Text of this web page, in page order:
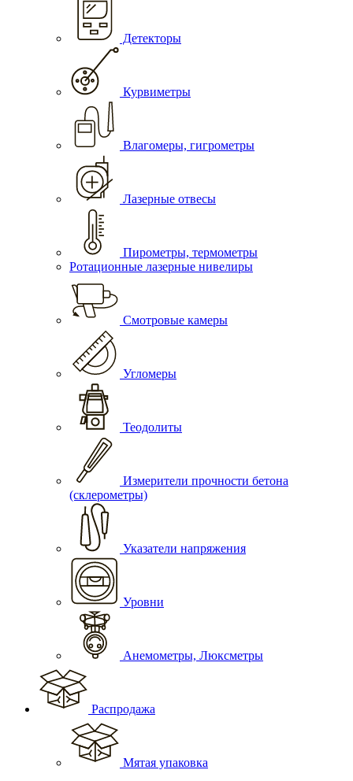
Детекторы
Курвиметры
Влагомеры, гигрометры
Лазерные отвесы
Пирометры, термометры
Ротационные лазерные нивелиры
Смотровые камеры
Угломеры
Теодолиты
Измерители прочности бетона
(склерометры)
Указатели напряжения
Уровни
Анемометры, Люксметры
Распродажа
Мятая упаковка